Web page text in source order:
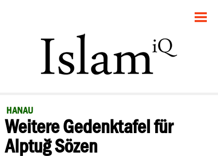
POLITIK
GESELLSCHAFT
RECHT
FEUILLETON
HANAU
Weitere Gedenktafel für
Alptuğ Sözen